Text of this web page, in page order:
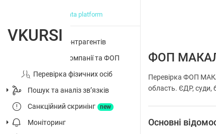
big data platform
Перевірка контрагентів
Досьє на компанії та ФОП
Перевірка фізичних осіб
Пошук та аналіз звʼязків
Санкційний скринінг
new
Моніторинг
ФОП
Перевірка ФОП
область. ЄДР, суди,
Основні
VKURSI